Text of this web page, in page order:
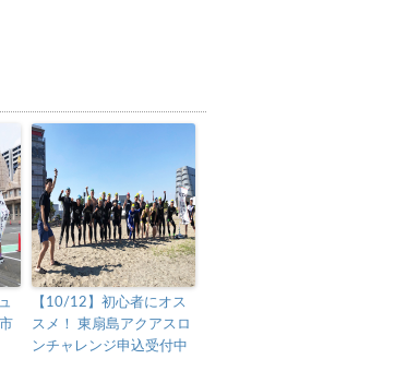
【10/12】初心者にオス
スメ！ 東扇島アクアスロ
ンチャレンジ申込受付中